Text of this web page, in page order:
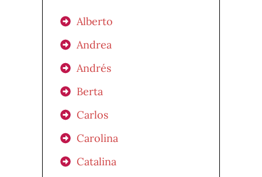
Alberto
Andrea
Andrés
Berta
Carlos
Carolina
Catalina